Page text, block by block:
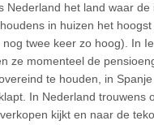
Nederland het land waar de
in huizen het hoogst
nog twee keer zo hoog). In
ze momenteel de
te houden, in
In Nederland trouwens
kijkt en naar de